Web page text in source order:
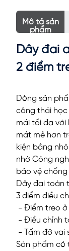
Mô tả sản
phẩm
Dây đai
2 điểm
Dòng sản
công thái học
mái tối đa với
mát mẻ hơn
kiện bằng
nhờ Công
bảo vệ
Dây đai toàn
3 điểm điều
- Điểm treo ở
- Điều chỉnh
- Tấm đỡ vai
Sản phẩm có